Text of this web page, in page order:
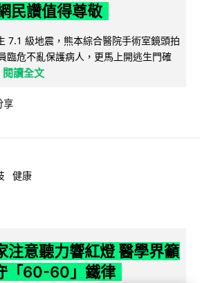
民讚值得尊敬
7.1 級地震，熊本綜合醫院手術室鏡頭拍
臨危不亂保護病人，更馬上開逃生門確
閱讀全文
享
健康
注意聽力響紅燈 醫學界籲
「60-60」鐵律